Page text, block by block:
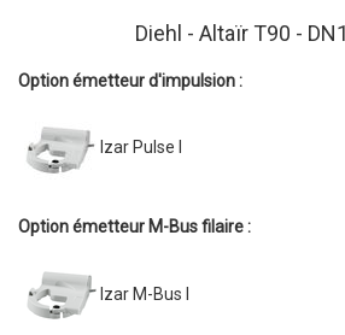
Diehl - Altaïr T90 -
Option émetteur d'impulsion :
Izar Pulse I
Option émetteur M-Bus filaire :
Izar M-Bus I